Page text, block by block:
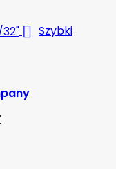
 Szybki